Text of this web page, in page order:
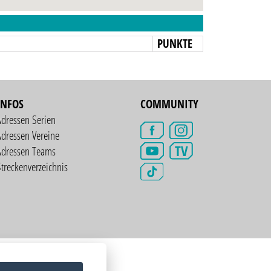
PUNKTE
Serien
Vereine
Teams
COMMUNITY
TV